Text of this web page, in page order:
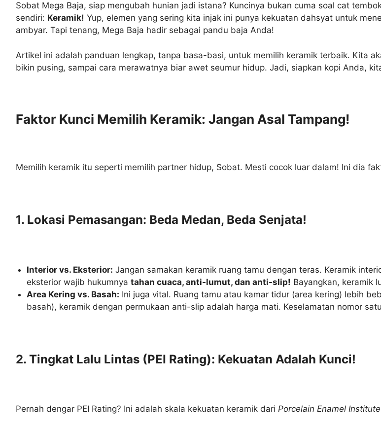
Sobat Mega Baja, siap mengubah hunian jadi istana? Kuncinya bukan cuma soal cat
sendiri: Keramik! Yup, elemen yang sering kita injak ini punya kekuatan dahsyat untuk
ambyar. Tapi tenang, Mega Baja hadir sebagai pandu baja Anda!
Artikel ini adalah panduan lengkap, tanpa basa-basi, untuk memilih keramik terbaik. Kita
bikin pusing, sampai cara merawatnya biar awet seumur hidup. Jadi, siapkan kopi Anda,
Faktor Kunci Memilih Keramik: Jangan Asal Tampang!
Memilih keramik itu seperti memilih partner hidup, Sobat. Mesti cocok luar dalam! Ini dia
1. Lokasi Pemasangan: Beda Medan, Beda Senjata!
Interior vs. Eksterior: Jangan samakan keramik ruang tamu dengan teras. Keramik
eksterior wajib hukumnyatahan cuaca, anti-lumut, dan anti-slip! Bayangkan, keramik
Area Kering vs. Basah: Ini juga vital. Ruang tamu atau kamar tidur (area kering) lebih
basah), keramik dengan permukaan anti-slip adalah harga mati. Keselamatan nomor
2. Tingkat Lalu Lintas (PEI Rating): Kekuatan Adalah Kunci!
Pernah dengar PEI Rating? Ini adalah skala kekuatan keramik dari Porcelain Enamel Institute